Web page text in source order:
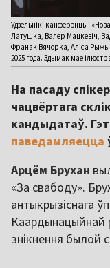
Удзельнікі канферэнцыі
Латушка, Валер Мацкевіч,
Франак Вячорка, Аліса
2025 года. Здымак мае
На пасаду
чацвёртага
кандыдатаў.
паведамляецца
Арцём Брухан
«За свабоду».
антыкрызіснага
Каардынацыйнай
знікнення былой